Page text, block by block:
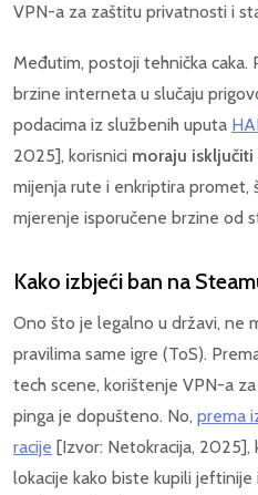
VPN-a za zaštitu privatnosti i
Međutim, postoji tehnička caka.
brzine interneta u slučaju
podacima iz službenih uputa
2025], korisnici moraju isključiti
mijenja rute i enkriptira promet,
mjerenje isporučene brzine od
Kako izbjeći ban na
Ono što je legalno u državi, ne
pravilima same igre (ToS).
tech scene, korištenje VPN-a
pinga je dopušteno. No, prema
racije [Izvor: Netokracija, 2025],
lokacije kako biste kupili